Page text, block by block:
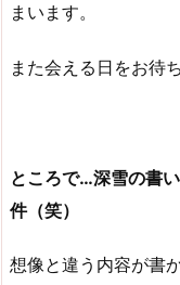
まいます。
また会える日をお待
ところで…深雪の書
件（笑）
想像と違う内容が書